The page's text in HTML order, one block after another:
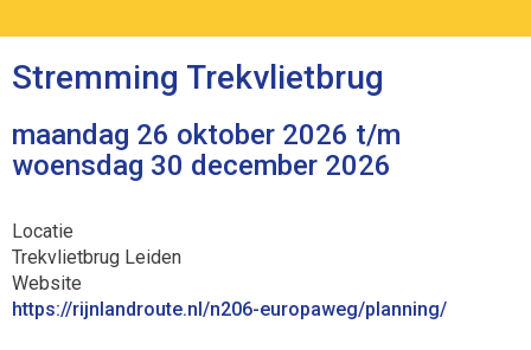
Stremming Trekvlietbrug
maandag 26 oktober 2026 t/m
woensdag 30 december 2026
Locatie
Trekvlietbrug Leiden
Website
https://rijnlandroute.nl/n206-europaweg/planning/